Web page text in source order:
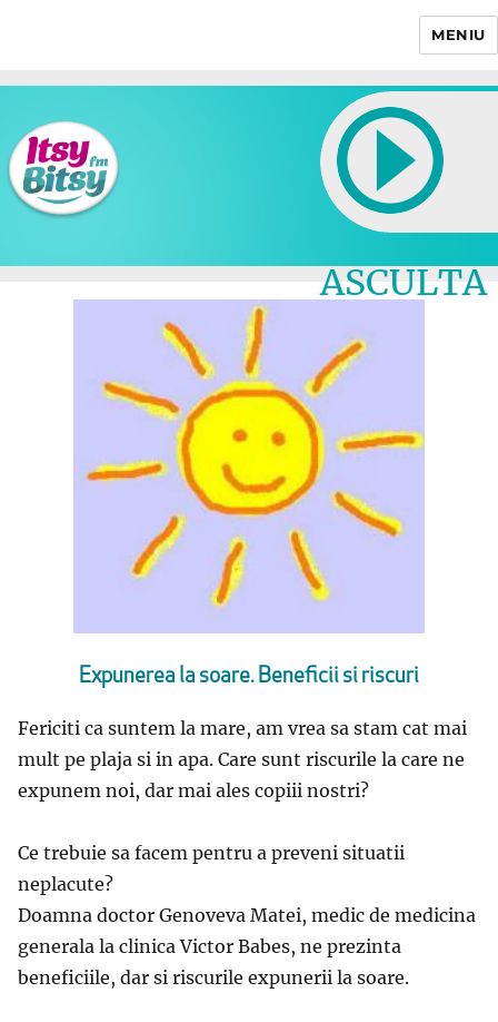
MENIU
ASCULTA
Expunerea la soare. Beneficii si riscuri
Fericiti ca suntem la mare, am vrea sa stam cat mai
mult pe plaja si in apa. Care sunt riscurile la care ne
expunem noi, dar mai ales copiii nostri?
Ce trebuie sa facem pentru a preveni situatii
neplacute?
Doamna doctor Genoveva Matei, medic de medicina
generala la clinica Victor Babes, ne prezinta
beneficiile, dar si riscurile expunerii la soare.